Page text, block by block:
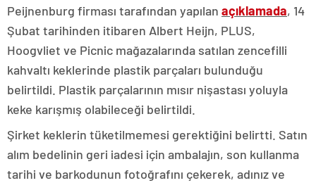
Peijnenburg firması tarafından yapılan açıklamada, 14
Şubat tarihinden itibaren Albert Heijn, PLUS,
Hoogvliet ve Picnic mağazalarında satılan zencefilli
kahvaltı keklerinde plastik parçaları bulunduğu
belirtildi. Plastik parçalarının mısır nişastası yoluyla
keke karışmış olabileceği belirtildi.
Şirket keklerin tüketilmemesi gerektiğini belirtti. Satın
alım bedelinin geri iadesi için ambalajın, son kullanma
tarihi ve barkodunun fotoğrafını çekerek, adınız ve